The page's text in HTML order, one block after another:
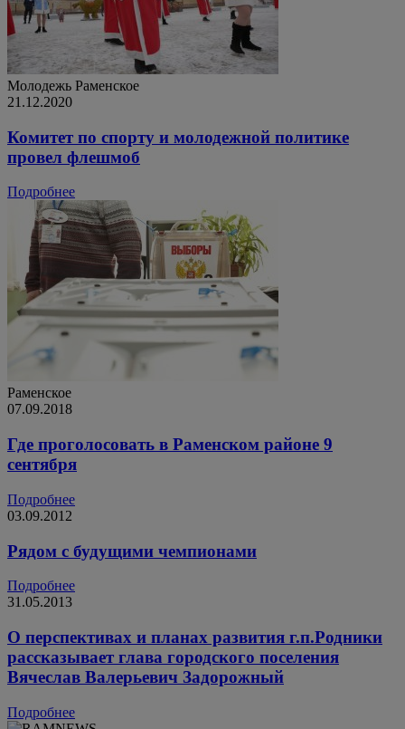
Молодежь Раменское
21.12.2020
Комитет по спорту и молодежной политике
провел флешмоб
Подробнее
Раменское
07.09.2018
Где проголосовать в Раменском районе 9
сентября
Подробнее
03.09.2012
Рядом с будущими чемпионами
Подробнее
31.05.2013
О перспективах и планах развития г.п.Родники
рассказывает глава городского поселения
Вячеслав Валерьевич Задорожный
Подробнее